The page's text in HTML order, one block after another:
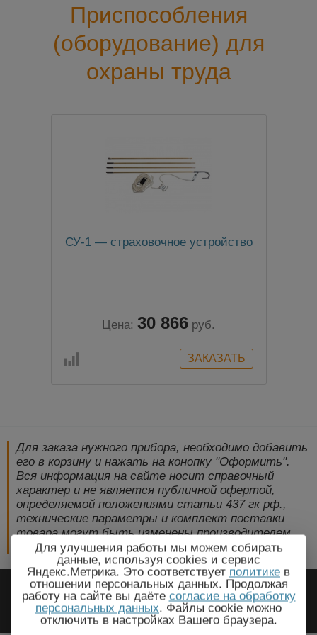
Приспособления
(оборудование) для
охраны труда
СУ-1 — страховочное устройство
Цена: 30 866 руб.
Для заказа нужного прибора, необходимо добавить
его в корзину и нажать на конопку "Оформить".
Вся информация на сайте носит справочный
характер и не является публичной офертой,
определяемой положениями статьи 437 гк рф.,
технические параметры и комплект поставки
товара могут быть изменены производителем
без предварительного уведомления!
2009-2026 © ЭлектроПрогресс -
Электротехническое оборудование
Для улучшения работы мы можем собирать
данные, используя cookies и сервис
Яндекс.Метрика. Это соответствует политике в
отношении персональных данных. Продолжая
работу на сайте вы даёте согласие на обработку
персональных данных. Файлы cookie можно
отключить в настройках Вашего браузера.